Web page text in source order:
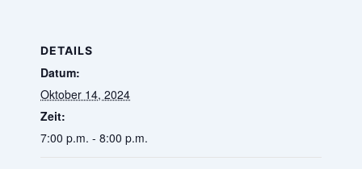
DETAILS
Datum:
Oktober 14, 2024
Zeit:
7:00 p.m. - 8:00 p.m.